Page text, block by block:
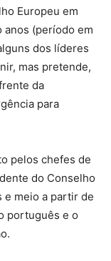
Europeu em
(período em
dos líderes
mas pretende,
da
para
pelos chefes de
do Conselho
e meio a partir de
português e o